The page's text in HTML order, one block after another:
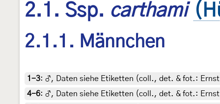
2.1. Ssp. carthami
2.1.1. Männchen
1-3: ♂, Daten siehe Etiketten (coll., det. & fot.:
4-6: ♂, Daten siehe Etiketten (coll., det. & fot.: